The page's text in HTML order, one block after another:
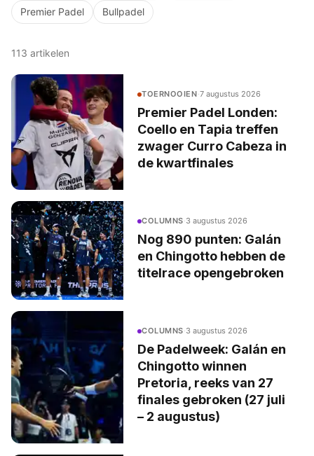
Premier Padel
Bullpadel
113 artikelen
TOERNOOIEN·7 augustus 2026
Premier Padel Londen:
Coello en Tapia treffen
zwager Curro Cabeza in
de kwartfinales
COLUMNS·3 augustus 2026
Nog 890 punten: Galán
en Chingotto hebben de
titelrace opengebroken
COLUMNS·3 augustus 2026
De Padelweek: Galán en
Chingotto winnen
Pretoria, reeks van 27
finales gebroken (27 juli
– 2 augustus)